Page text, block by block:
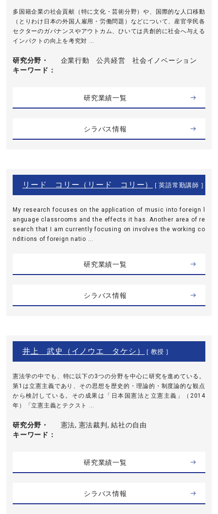
多国籍企業の社会貢献（特に文化・芸術分野）や、国際的な人口移動
（とりわけ日本の外国人雇用・労働問題）などについて、産官学民各
セクターのガバナンスやアウトカム、ひいては共創的に社会へ与える
インパクトの向上を考究対 ...
研究分野・
キーワード
企業行動 公共経営 社会イノベーション
研究業績一覧
シラバス情報
リード コリー（リード コリー） [ 英語常勤講師 ]
My research focuses on the application of music into foreign l
anguage classrooms and the effects it has. Another area of re
search that I am currently focusing on involves the working co
nditions of foreign natio ...
研究業績一覧
シラバス情報
井上 武史（イノウエ タケシ） [ 教授 ]
憲法学の中でも、特に以下の3つの分野を中心に研究を進めている。
第1は立憲主義であり、その思想を歴史的・理論的・制度論的な観点
から検討している。その成果は「日本国憲法と立憲主義」（2014
年）「立憲主義とテクスト ...
研究分野・
キーワード
憲法, 憲法裁判, 結社の自由
研究業績一覧
シラバス情報